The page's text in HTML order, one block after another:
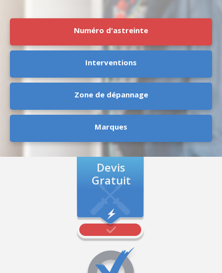
Numéro d'astreinte
Interventions
Zone de dépannage
Marques
Devis
Gratuit